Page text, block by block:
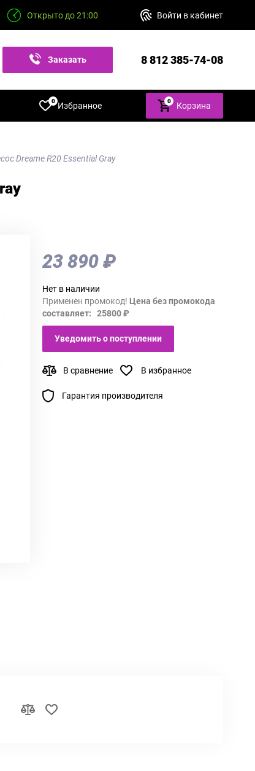
Открыто до 21:00 Войти в кабинет
Заказать 8 812 385-74-08
Избранное
0 0 Корзина
Dreame R20 Essential Gray
23 890 ₽
Нет в наличии
Применен промокод! Цена без промокода
составляет: 25800 ₽
Уведомить о поступлении
В сравнение В избранное
Гарантия производителя